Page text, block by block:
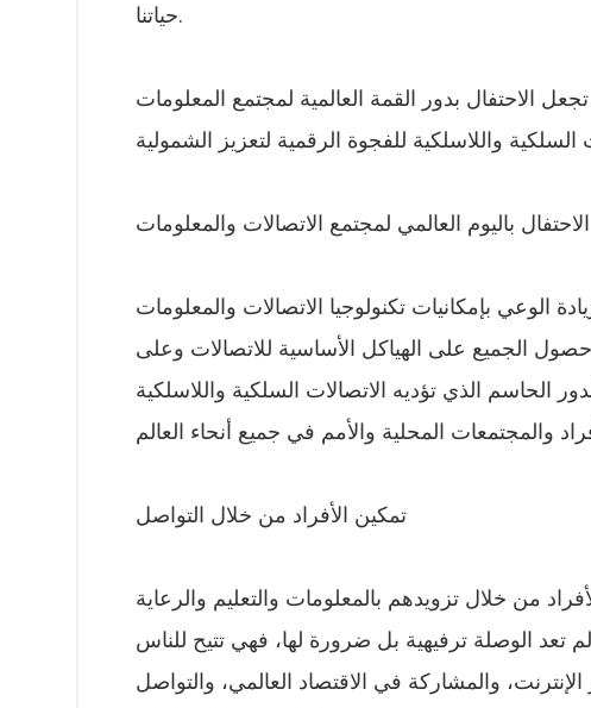
حياتنا.
الاحتفال بدور القمة العالمية لمجتمع المعلومات
الاحتفال باليوم العالمي لمجتمع الاتصالات والمعلومات
الوعي بإمكانيات تكنولوجيا الاتصالات والمعلومات
حصول الجميع على الهياكل الأساسية للاتصالات وعلى
الحاسم الذي تؤديه الاتصالات السلكية واللاسلكية
تمكين الأفراد من خلال التواصل
من خلال تزويدهم بالمعلومات والتعليم والرعاية
الوصلة ترفيهية بل ضرورة لها، فهي تتيح للناس
والمشاركة في الاقتصاد العالمي، والتواصل